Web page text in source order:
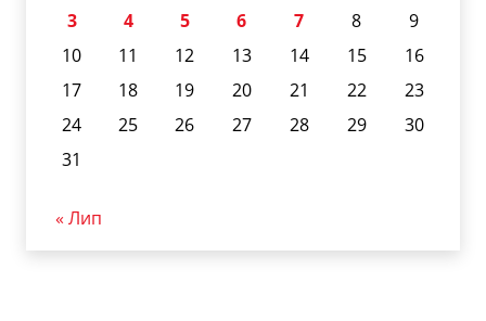
3
4 5 6 7 8
9
10
11 12 13 14 15
16
17
18 19 20 21 22
23
24
25 26 27 28 29
30
31
« Лип